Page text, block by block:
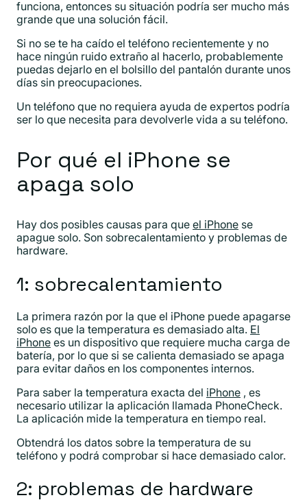
funciona, entonces su situación podría ser mucho más
grande que una solución fácil.
Si no se te ha caído el teléfono recientemente y no
hace ningún ruido extraño al hacerlo, probablemente
puedas dejarlo en el bolsillo del pantalón durante unos
días sin preocupaciones.
Un teléfono que no requiera ayuda de expertos podría
ser lo que necesita para devolverle vida a su teléfono.
Por qué el iPhone se
apaga solo
Hay dos posibles causas para que el iPhone se
apague solo. Son sobrecalentamiento y problemas de
hardware.
1: sobrecalentamiento
La primera razón por la que el iPhone puede apagarse
solo es que la temperatura es demasiado alta. El
iPhone es un dispositivo que requiere mucha carga de
batería, por lo que si se calienta demasiado se apaga
para evitar daños en los componentes internos.
Para saber la temperatura exacta del iPhone , es
necesario utilizar la aplicación llamada PhoneCheck.
La aplicación mide la temperatura en tiempo real.
Obtendrá los datos sobre la temperatura de su
teléfono y podrá comprobar si hace demasiado calor.
2: problemas de hardware